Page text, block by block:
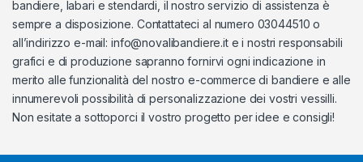
bandiere, labari e stendardi, il nostro servizio di assistenza è
sempre a disposizione. Contattateci al numero 03044510 o
all’indirizzo e-mail: info@novalibandiere.ite i nostri responsabili
grafici e di produzione sapranno fornirvi ogni indicazione in
merito alle funzionalità del nostro e-commerce di bandiere e alle
innumerevoli possibilità di personalizzazione dei vostri vessilli.
Non esitate a sottoporci il vostro progetto per idee e consigli!